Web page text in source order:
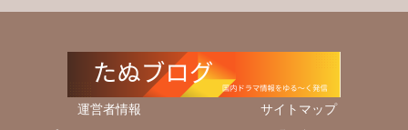
運営者情報
サイトマップ